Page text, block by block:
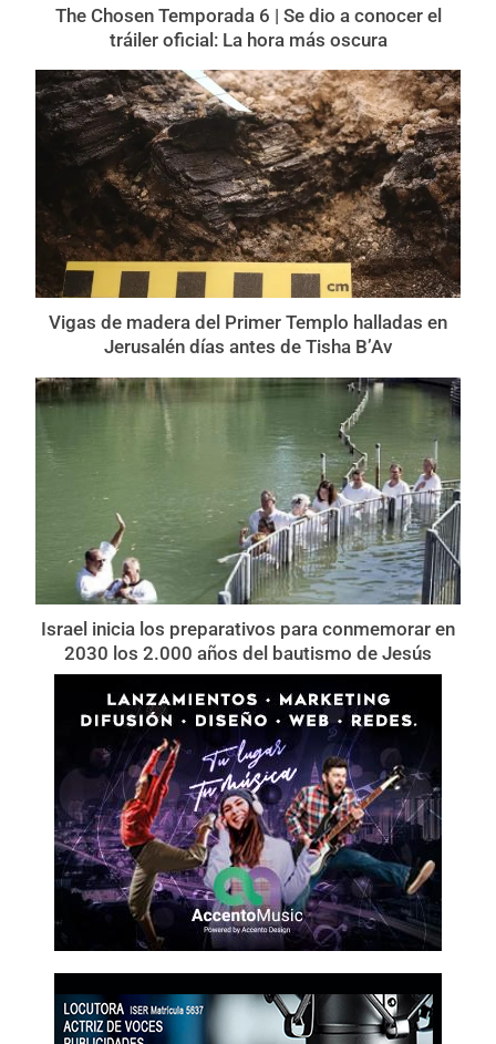
The Chosen Temporada 6 | Se dio a conocer el
tráiler oficial: La hora más oscura
Vigas de madera del Primer Templo halladas en
Jerusalén días antes de Tisha B’Av
Israel inicia los preparativos para conmemorar en
2030 los 2.000 años del bautismo de Jesús